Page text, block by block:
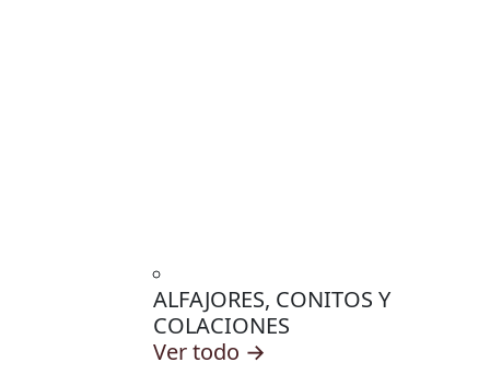
ALFAJORES, CONITOS Y
COLACIONES
Ver todo →